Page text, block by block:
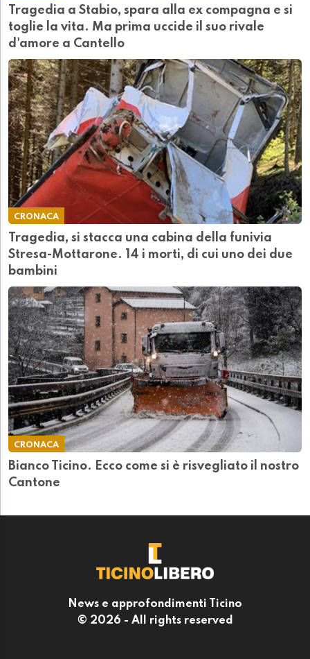
Tragedia a Stabio, spara alla ex compagna e si
toglie la vita. Ma prima uccide il suo rivale
d'amore a Cantello
CRONACA
Tragedia, si stacca una cabina della funivia
Stresa-Mottarone. 14 i morti, di cui uno dei due
bambini
CRONACA
Bianco Ticino. Ecco come si è risvegliato il nostro
Cantone
News e approfondimenti Ticino
© 2026 - All rights reserved